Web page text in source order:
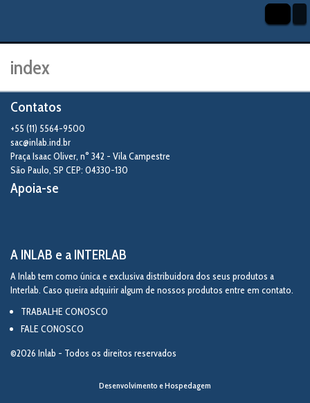
index
Contatos
+55 (11) 5564-9500
sac@inlab.ind.br
Praça Isaac Oliver, n° 342 - Vila Campestre
São Paulo SP CEP: 04330-130
Apoia-se
A INLAB e a INTERLAB
A Inlab tem como única e exclusiva distribuidora dos seus produtos a
Interlab. Caso queira adquirir algum de nossos produtos entre em contato.
TRABALHE CONOSCO
FALE CONOSCO
©2026 Inlab - Todos os direitos reservados
Desenvolvimento e Hospedagem